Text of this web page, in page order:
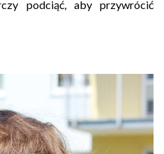
podciąć, aby przywrócić